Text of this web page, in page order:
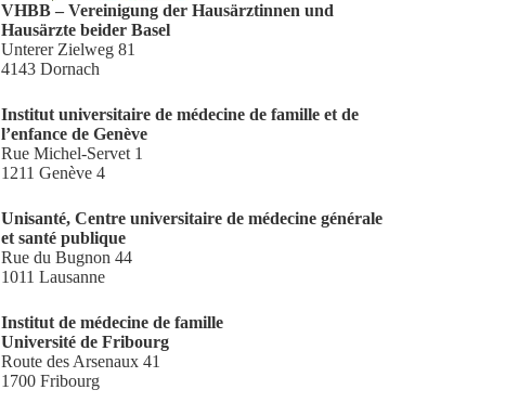
VHBB – Vereinigung der Hausärztinnen und
Hausärzte beider Basel
Unterer Zielweg 81
4143 Dornach
Institut universitaire de médecine de famille et de
l’enfance de Genève
Rue Michel-Servet 1
1211 Genève 4
Unisanté, Centre universitaire de médecine générale
et santé publique
Rue du Bugnon 44
1011 Lausanne
Institut de médecine de famille
Université de Fribourg
Route des Arsenaux 41
1700 Fribourg